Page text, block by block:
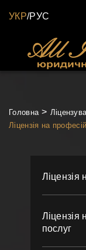
УКР/РУС
Головна
Ліцензія на
Ліцензія
Ліцензія
послуг